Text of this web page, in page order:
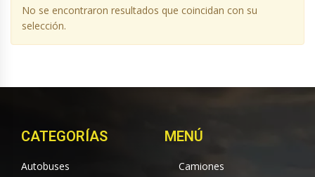
No se encontraron resultados que coincidan con su
selección.
CATEGORÍAS
Autobuses
MENÚ
Camiones